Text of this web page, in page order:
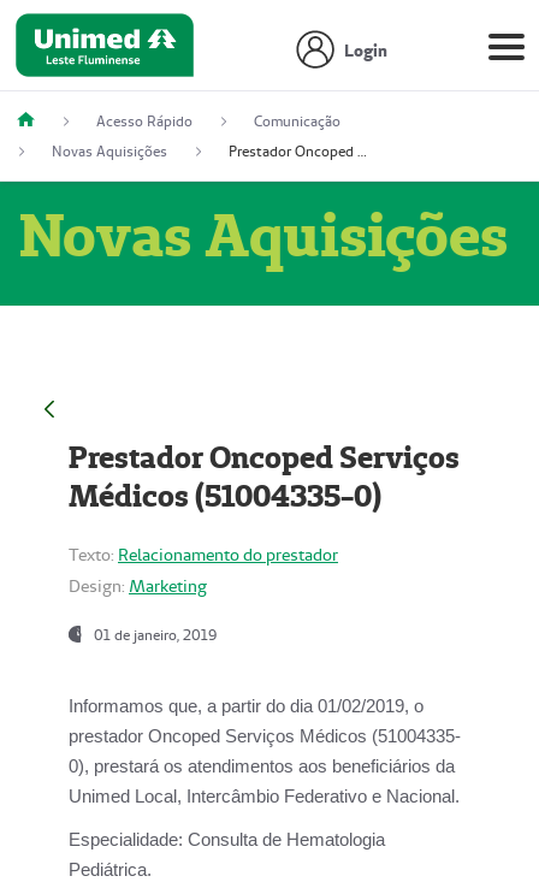
Login
Acesso Rápido
Comunicação
Novas Aquisições
Prestador Oncoped Serviços Médicos (51004335-0)
Novas Aquisições
Prestador Oncoped Serviços
Médicos (51004335-0)
Texto: Relacionamento do prestador
Design: Marketing
01 de janeiro, 2019
Informamos que, a partir do dia 01/02/2019, o
prestador Oncoped Serviços Médicos (51004335-
0), prestará os atendimentos aos beneficiários da
Unimed Local, Intercâmbio Federativo e Nacional.
Especialidade: Consulta de Hematologia
Pediátrica.